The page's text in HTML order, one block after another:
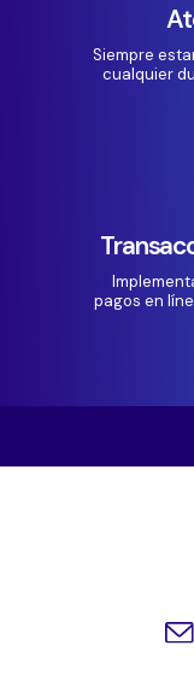
Siempre
cualquier
pagos en